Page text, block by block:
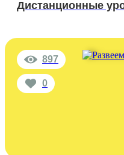
Дистанционные
897
0